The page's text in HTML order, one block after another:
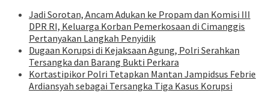
Jadi Sorotan, Ancam Adukan ke Propam dan Komisi III
DPR RI, Keluarga Korban Pemerkosaan di Cimanggis
Pertanyakan Langkah Penyidik
Dugaan Korupsi di Kejaksaan Agung, Polri Serahkan
Tersangka dan Barang Bukti Perkara
Kortastipikor Polri Tetapkan Mantan Jampidsus Febrie
Ardiansyah sebagai Tersangka Tiga Kasus Korupsi